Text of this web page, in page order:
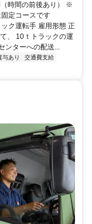
時間の前後あり） ※
定コースです
ク運転手 雇用形態 正
、 10ｔトラックの運
ターへの配送...
与あり
交通費支給